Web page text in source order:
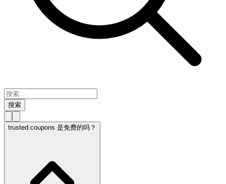
搜索
trusted.coupons 是免费的吗？